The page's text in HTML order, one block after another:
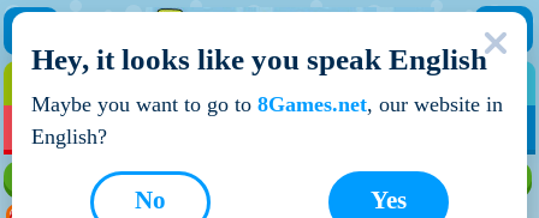
НОВІ ІГРИ
Hey, it looks like you speak English
Maybe you want to go to 8Games.net, our website in
English?
Yes
No